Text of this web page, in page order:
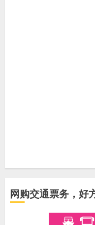
网购交通票务，好